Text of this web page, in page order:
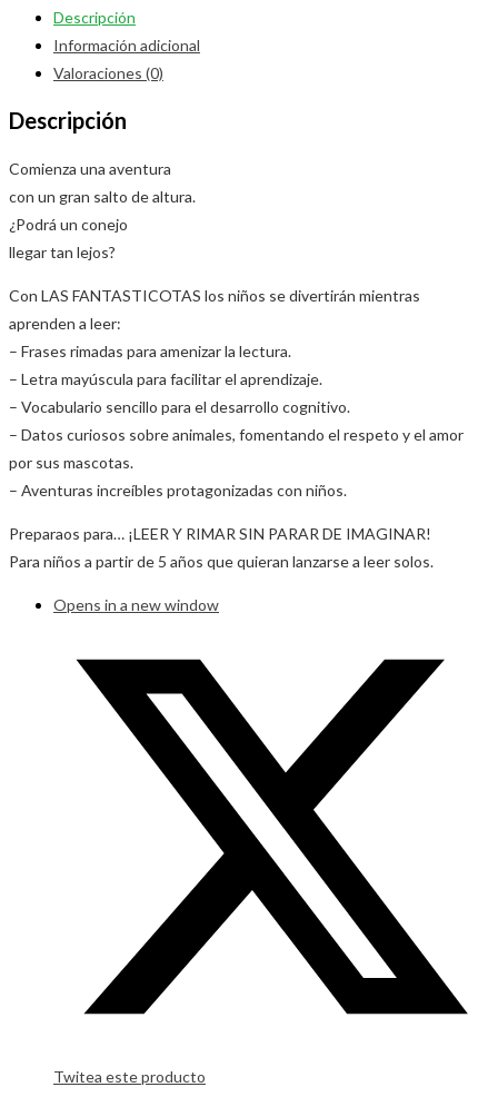
Descripción
Información adicional
Valoraciones (0)
Descripción
Comienza una aventura
con un gran salto de altura.
¿Podrá un conejo
llegar tan lejos?
Con LAS FANTASTICOTAS los niños se divertirán mientras
aprenden a leer:
– Frases rimadas para amenizar la lectura.
– Letra mayúscula para facilitar el aprendizaje.
– Vocabulario sencillo para el desarrollo cognitivo.
– Datos curiosos sobre animales, fomentando el respeto y el amor
por sus mascotas.
– Aventuras increíbles protagonizadas con niños.
Preparaos para… ¡LEER Y RIMAR SIN PARAR DE IMAGINAR!
Para niños a partir de 5 años que quieran lanzarse a leer solos.
Opens in a new window
Twitea este producto